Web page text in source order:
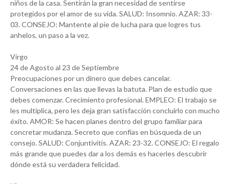
niños de la casa. Sentirán la gran necesidad de sentirse
protegidos por el amor de su vida. SALUD: Insomnio. AZAR: 33-
03. CONSEJO: Mantente al pie de lucha para que logres tus
anhelos, un paso a la vez.
Virgo
24 de Agosto al 23 de Septiembre
Preocupaciones por un dinero que debes cancelar.
Conversaciones en las que llevas la batuta. Plan de estudio que
debes comenzar. Crecimiento profesional. EMPLEO: El trabajo se
les multiplica, pero les deja gran satisfacción concluirlo con mucho
éxito. AMOR: Se hacen planes dentro del grupo familiar para
concretar mudanza. Secreto que confías en búsqueda de un
consejo. SALUD: Conjuntivitis. AZAR: 23-32. CONSEJO: El regalo
más grande que puedes dar a los demás es hacerles descubrir
dónde está su verdadera felicidad.